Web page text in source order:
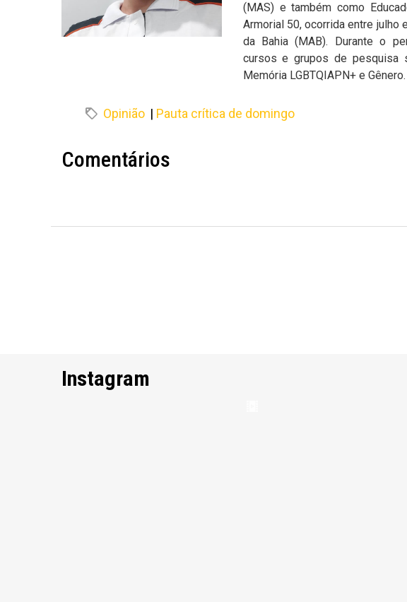
(MAS) e também como
Armorial 50, ocorrida entre julho
da Bahia (MAB). Durante o
cursos e grupos de pesquisa
Memória LGBTQIAPN+ e Gênero.
Opinião | Pauta crítica de domingo
Comentários
Instagram